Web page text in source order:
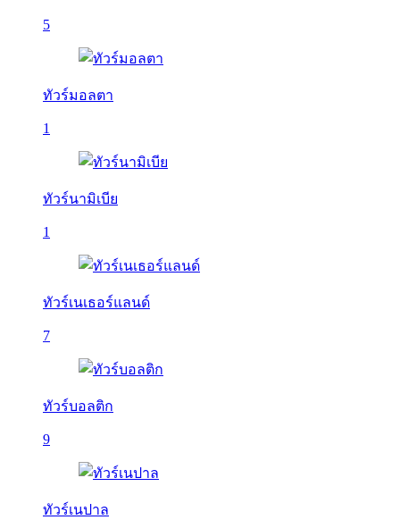
5
ทัวร์มอลตา
1
ทัวร์นามิเบีย
1
ทัวร์เนเธอร์แลนด์
7
ทัวร์บอลติก
9
ทัวร์เนปาล